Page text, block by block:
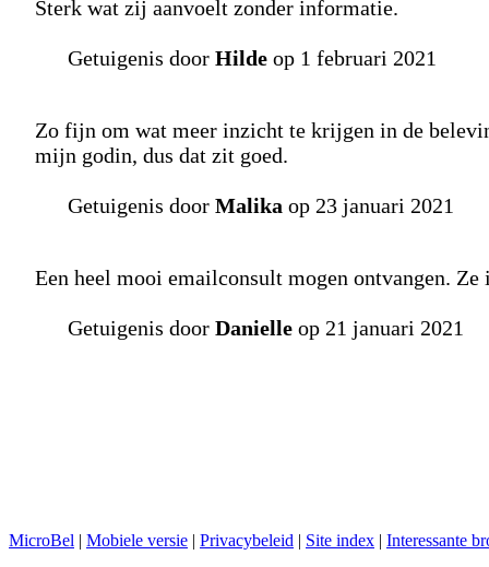
Sterk wat zij aanvoelt zonder informatie.
Getuigenis door Hilde op 1 februari 2021
Zo fijn om wat meer inzicht te krijgen in de
mijn godin, dus dat zit goed.
Getuigenis door Malika op 23 januari 2021
Een heel mooi emailconsult mogen ontvangen.
Getuigenis door Danielle op 21 januari 2021
MicroBel | Mobiele versie | Privacybeleid | Site index | Interessante